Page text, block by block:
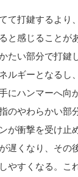
て打鍵するより
と感じることが
たい部分で打鍵
ルギーとなるし
にハンマーへ向
のやわらかい部
が衝撃を受け止
遅くなり、その
やすくなる。こ